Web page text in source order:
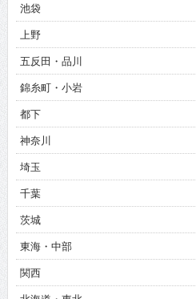
池袋
上野
五反田・品川
錦糸町・小岩
都下
神奈川
埼玉
千葉
茨城
東海・中部
関西